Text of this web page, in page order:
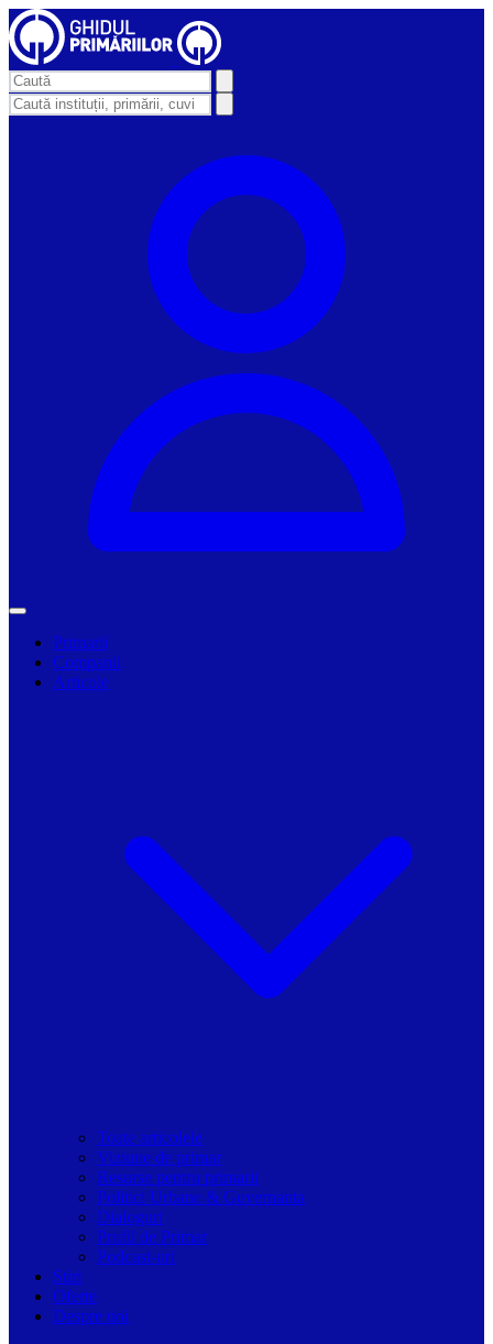
Primarii
Companii
Articole
Toate articolele
Viziune de primar
Resurse pentru primarii
Politici Urbane & Guvernanta
Dialoguri
Profil de Primar
Podcast-uri
Stiri
Oferte
Despre noi